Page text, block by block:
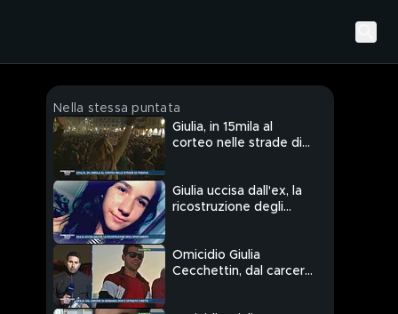
Nella stessa puntata
Giulia, in 15mila al
corteo nelle strade di
Giulia uccisa dall'ex, la
ricostruzione degli
Omicidio Giulia
Cecchettin, dal carcere